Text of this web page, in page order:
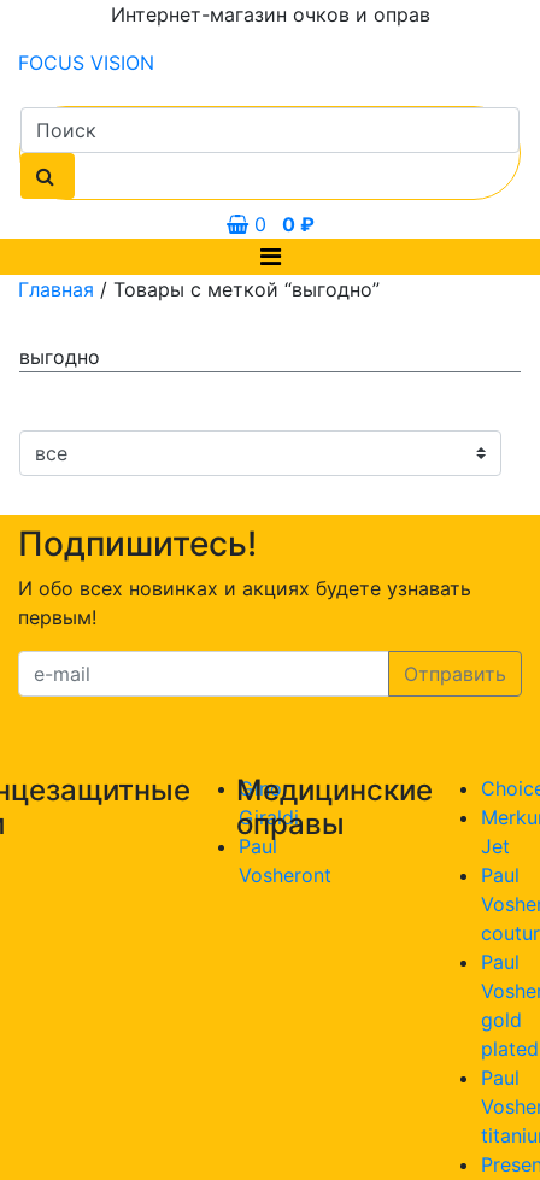
Интернет-магазин очков и оправ
FOCUS VISION
0 0 ₽
Главная / Товары с меткой “выгодно”
выгодно
Подпишитесь!
И обо всех новинках и акциях будете узнавать
первым!
Gino
Giraldi
Paul
Vosheront
Медицинские
оправы
Jet
Paul
Paul
gold
plated
Paul